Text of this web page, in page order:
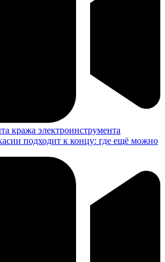
кража электроинструмента
подходит к концу: где ещё можно